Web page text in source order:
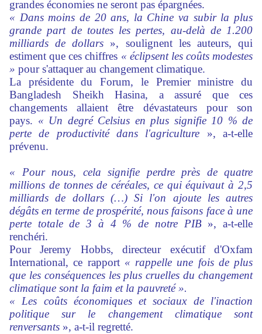
grandes économies ne seront pas épargnées.
« Dans moins de 20 ans, la Chine va subir la plus
grande part de toutes les pertes, au-delà de 1.200
milliards de dollars », soulignent les auteurs, qui
estiment que ces chiffres « éclipsent les coûts modestes
» pour s'attaquer au changement climatique.
La présidente du Forum, le Premier ministre du
Bangladesh Sheikh Hasina, a assuré que ces
changements allaient être dévastateurs pour son
pays. « Un degré Celsius en plus signifie 10 % de
perte de productivité dans l'agriculture », a-t-elle
prévenu.
« Pour nous, cela signifie perdre près de quatre
millions de tonnes de céréales, ce qui équivaut à 2,5
milliards de dollars (…) Si l'on ajoute les autres
dégâts en terme de prospérité, nous faisons face à une
perte totale de 3 à 4 % de notre PIB», a-t-elle
renchéri.
Pour Jeremy Hobbs, directeur exécutif d'Oxfam
International, ce rapport « rappelle une fois de plus
que les conséquences les plus cruelles du changement
climatique sont la faim et la pauvreté ».
« Les coûts économiques et sociaux de l'inaction
politique sur le changement climatique sont
renversants », a-t-il regretté.